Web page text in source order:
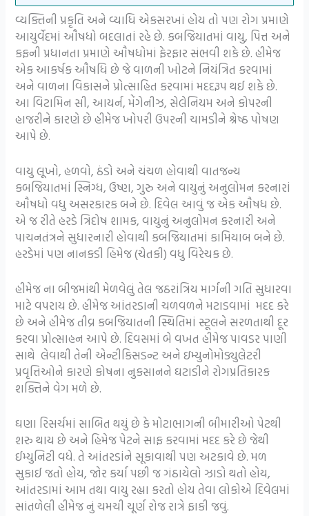
વ્યક્તિની પ્રકૃતિ અને વ્યાધિ એકસરખાં હોય તો પણ રોગ પ્રમાણે
આયુર્વેદમાં ઔષધો બદલાતાં રહે છે. કબજિયાતમાં વાયુ, પિત્ત અને
કફની પ્રધાનતા પ્રમાણે ઔષધોમાં ફેરફાર સંભવી શકે છે. હીમેજ
એક આકર્ષક ઔષધિ છે જે વાળની ​​ખોટને નિયંત્રિત કરવામાં
અને વાળના વિકાસને પ્રોત્સાહિત કરવામાં મદદરૂપ થઈ શકે છે.
આ વિટામિન સી, આયર્ન, મેંગેનીઝ, સેલેનિયમ અને કોપરની
હાજરીને કારણે છે હીમેજ ખોપરી ઉપરની ચામડીને શ્રેષ્ઠ પોષણ
આપે છે.
વાયુ લૂખો, હળવો, ઠંડો અને ચંચળ હોવાથી વાતજન્ય
કબજિયાતમાં સ્નિગ્ધ, ઉષ્ણ, ગુરુ અને વાયુનું અનુલોમન કરનારાં
ઔષધો વધુ અસરકારક બને છે. દિવેલ આવું જ એક ઔષધ છે.
એ જ રીતે હરડે ત્રિદોષ શામક, વાયુનું અનુલોમન કરનારી અને
પાચનતંત્રને સુધારનારી હોવાથી કબજિયાતમાં કામિયાબ બને છે.
હરડેમાં પણ નાનકડી હિમેજ (ચેતકી) વધુ વિરેચક છે.
હીમેજ ના બીજમાંથી મેળવેલું તેલ જઠરાંત્રિય માર્ગની ગતિ સુધારવા
માટે વપરાય છે. હીમેજ આંતરડાની ચળવળને મટાડવામાં મદદ કરે
છે અને હીમેજ તીવ્ર કબજિયાતની સ્થિતિમાં સ્ટૂલને સરળતાથી દૂર
કરવા પ્રોત્સાહન આપે છે. દિવસમાં બે વખત હીમેજ પાવડર પાણી
સાથે લેવાથી તેની એન્ટીકિસડન્ટ અને ઇમ્યુનોમોડ્યુલેટરી
પ્રવૃત્તિઓને કારણે કોષના નુકસાનને ઘટાડીને રોગપ્રતિકારક
શક્તિને વેગ મળે છે.
ઘણા રિસર્ચમાં સાબિત થયું છે કે મોટાભાગની બીમારીઓ પેટથી
શરુ થાય છે અને હિમેજ પેટને સાફ કરવામાં મદદ કરે છે જેથી
ઈમ્યુનિટી વધે. તે આંતરડાંને સૂકાવાથી પણ અટકાવે છે. મળ
સુકાઈ જતો હોય, જોર કર્યા પછી જ ગંઠાયેલો ઝાડો થતો હોય,
આંતરડામાં આમ તથા વાયુ રહ્યા કરતો હોય તેવા લોકોએ દિવેલમાં
સાંતળેલી હીમેજ નું ચમચી ચૂર્ણ રોજ રાત્રે ફાકી જવું.